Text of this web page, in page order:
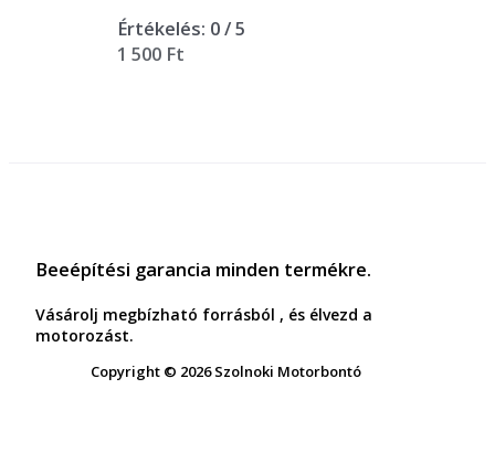
Értékelés: 0/ 5
1 500 Ft
Beeépítési garancia minden termékre.
Vásárolj megbízható forrásból , és élvezd a
motorozást.
Copyright © 2026 Szolnoki Motorbontó